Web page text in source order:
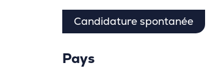
Candidature spontanée
Pays